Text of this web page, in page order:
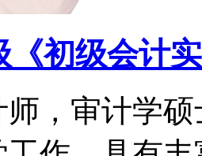
《初级会计
，审计学